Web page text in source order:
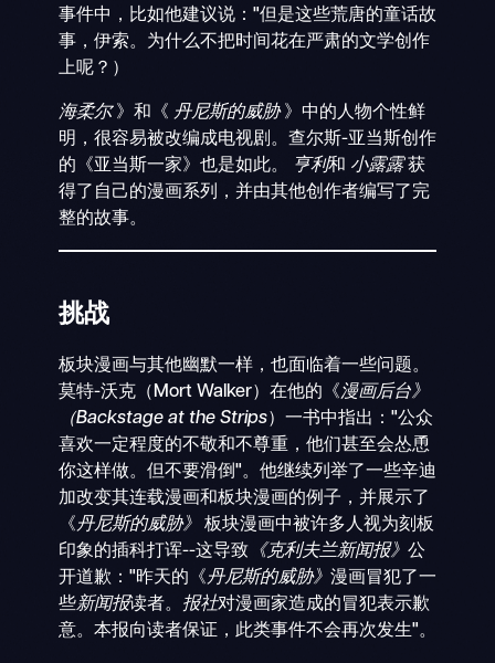
事件中，比如他建议说："但是这些荒唐的童话故
事，伊索。为什么不把时间花在严肃的文学创作
上呢？）
海柔尔》和《 丹尼斯的威胁》中的人物个性鲜
明，很容易被改编成电视剧。查尔斯-亚当斯创作
的《亚当斯一家》也是如此。
亨利和 小露露获
得了自己的漫画系列，并由其他创作者编写了完
整的故事。
挑战
板块漫画与其他幽默一样，也面临着一些问题。
莫特-沃克（Mort Walker）在他的《漫画后台》
（Backstage at the Strips）一书中指出："公众
喜欢一定程度的不敬和不尊重，他们甚至会怂恿
你这样做。但不要滑倒"。他继续列举了一些辛迪
加改变其连载漫画和板块漫画的例子，并展示了
《丹尼斯的威胁》 板块漫画中被许多人视为刻板
印象的插科打诨--这导致《克利夫兰新闻报》 公
开道歉："昨天的《丹尼斯的威胁》 漫画冒犯了一
些新闻报读者。 报社对漫画家造成的冒犯表示歉
意。本报向读者保证，此类事件不会再次发生"。